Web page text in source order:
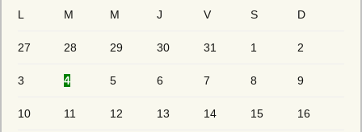
L M M J V S D
27 28 29 30 31 1 2
3 4 5 6 7 8 9
10 11 12 13 14 15 16